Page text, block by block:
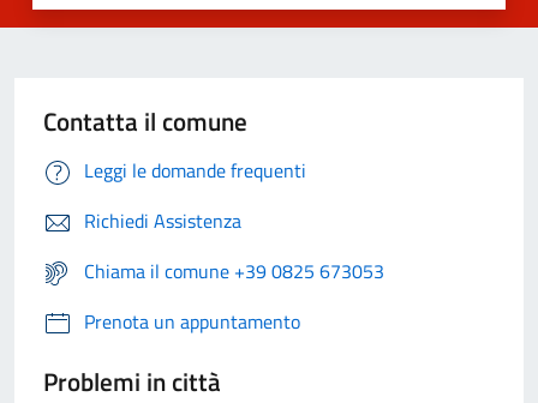
Contatta il comune
Leggi le domande frequenti
Richiedi Assistenza
Chiama il comune +39 0825 673053
Prenota un appuntamento
Problemi in città